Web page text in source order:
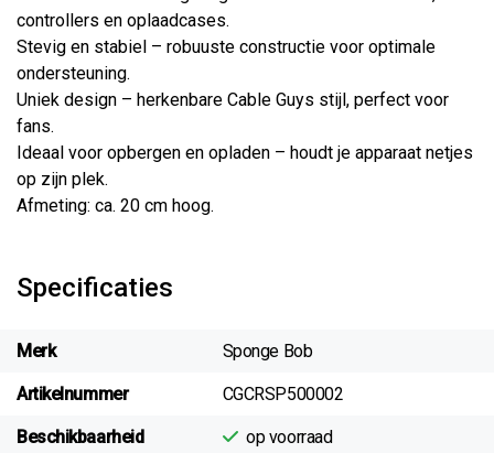
controllers en oplaadcases.
Stevig en stabiel – robuuste constructie voor optimale
ondersteuning.
Uniek design – herkenbare Cable Guys stijl, perfect voor
fans.
Ideaal voor opbergen en opladen – houdt je apparaat netjes
op zijn plek.
Afmeting: ca. 20 cm hoog.
Specificaties
Merk Sponge Bob
Artikelnummer CGCRSP500002
Beschikbaarheid op voorraad